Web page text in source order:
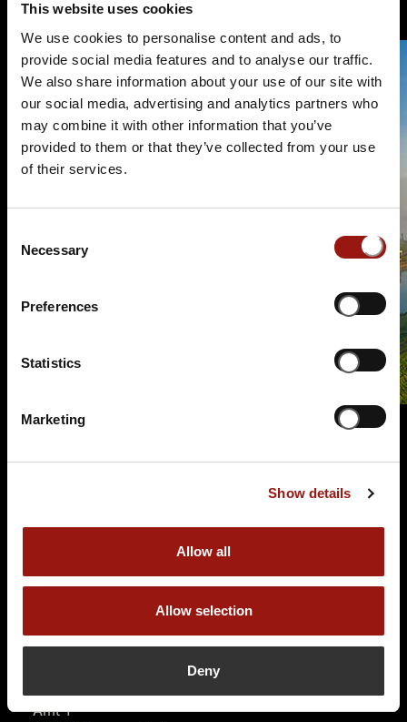
This website uses cookies
We use cookies to personalise content and ads, to
provide social media features and to analyse our traffic.
We also share information about your use of our site with
our social media, advertising and analytics partners who
may combine it with other information that you’ve
provided to them or that they’ve collected from your use
of their services.
Selection
Necessary
Preferences
Statistics
Marketing
Show details
Allow all
Allow selection
Deny
Das True Crime Dinner
Amt 1